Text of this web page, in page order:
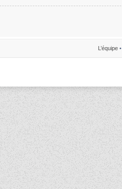
L’équipe •